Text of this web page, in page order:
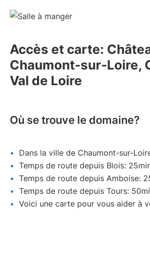
Accès et carte:
Chaumont-sur-Loire,
Val de Loire
Où se trouve le domaine?
Dans la ville de Chaumont-sur-
Temps de route depuis Blois:
Temps de route depuis Amboise:
Temps de route depuis Tours:
Voici une carte pour vous aider à